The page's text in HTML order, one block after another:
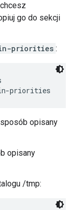
go do sekcji
priorities :
priorities
opisany
opisany
/tmp: